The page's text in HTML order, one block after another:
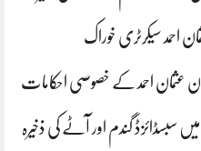
احمد سیکرٹری خوراک
عثمان احمد کے خصوصی احکامات
سبسڈائزڈ گندم اور آٹے کی ذخیرہ